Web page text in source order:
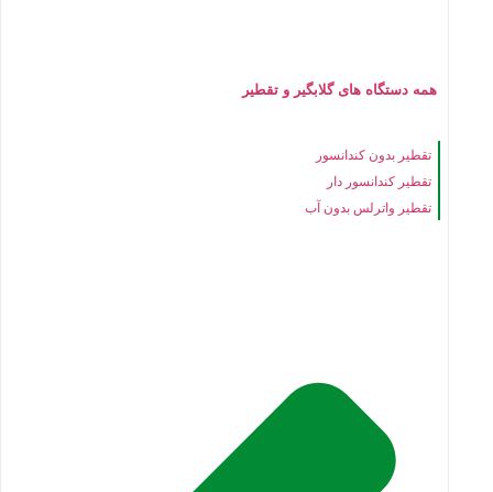
همه دستگاه های گلابگیر و تقطیر
تقطیر بدون کندانسور
تقطیر کندانسور دار
تقطیر واترلس بدون آب